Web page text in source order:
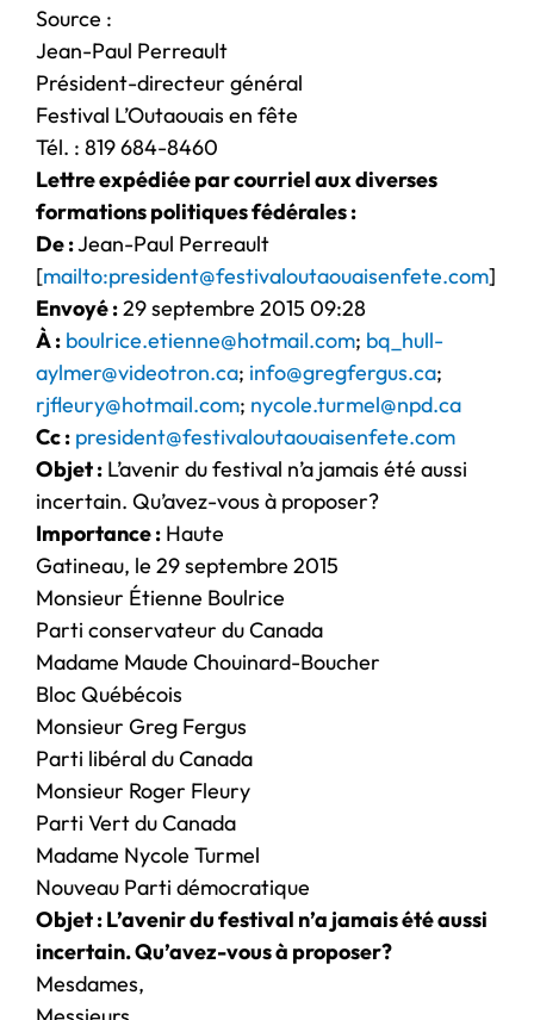
Source :
Jean-Paul Perreault
Président-directeur général
Festival L’Outaouais en fête
Tél. : 819 684-8460
Lettre expédiée par courriel aux diverses
formations politiques fédérales :
De :Jean-Paul Perreault
[mailto:president@festivaloutaouaisenfete.com]
Envoyé :29 septembre 2015 09:28
À : boulrice.etienne@hotmail.com; bq_hull-
aylmer@videotron.ca; info@gregfergus.ca;
rjfleury@hotmail.com; nycole.turmel@npd.ca
Cc : president@festivaloutaouaisenfete.com
Objet : L’avenir du festival n’a jamais été aussi
incertain. Qu’avez-vous à proposer?
Importance : Haute
Gatineau, le 29 septembre 2015
Monsieur Étienne Boulrice
Parti conservateur du Canada
Madame Maude Chouinard-Boucher
Bloc Québécois
Monsieur Greg Fergus
Parti libéral du Canada
Monsieur Roger Fleury
Parti Vert du Canada
Madame Nycole Turmel
Nouveau Parti démocratique
Objet : L’avenir du festival n’a jamais été aussi
incertain. Qu’avez-vous à proposer?
Mesdames,